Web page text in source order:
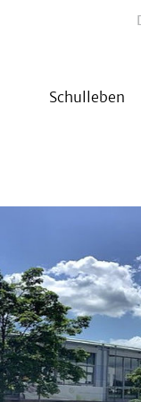
Schulleben